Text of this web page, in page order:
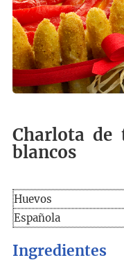
Charlota de
blancos
Huevos
Española
Ingredientes